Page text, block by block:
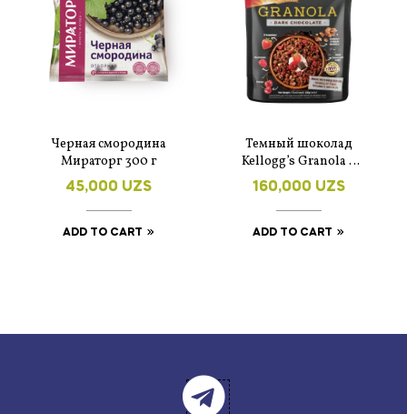
Черная смородина
Мираторг 300 г
45,000 UZS
ADD TO CART
Темный шоколад
Kellogg’s Granola –
220 г
160,000 UZS
ADD TO CART